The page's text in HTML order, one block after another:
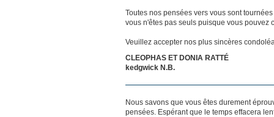
Toutes nos pensées vers vous sont
vous n'êtes pas seuls puisque vous pouvez
Veuillez accepter nos plus sincères
CLEOPHAS ET DONIA RATTÉ
kedgwick N.B.
Nous savons que vous êtes durement
pensées. Espérant que le temps effacera